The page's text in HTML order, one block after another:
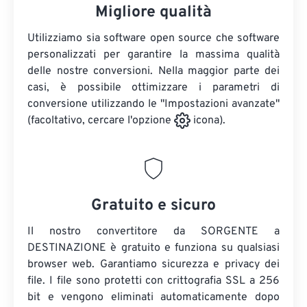
Migliore qualità
Utilizziamo sia software open source che software
personalizzati per garantire la massima qualità
delle nostre conversioni. Nella maggior parte dei
casi, è possibile ottimizzare i parametri di
conversione utilizzando le "Impostazioni avanzate"
(facoltativo, cercare l'opzione
icona).
Gratuito e sicuro
Il nostro convertitore da SORGENTE a
DESTINAZIONE è gratuito e funziona su qualsiasi
browser web. Garantiamo sicurezza e privacy dei
file. I file sono protetti con crittografia SSL a 256
bit e vengono eliminati automaticamente dopo